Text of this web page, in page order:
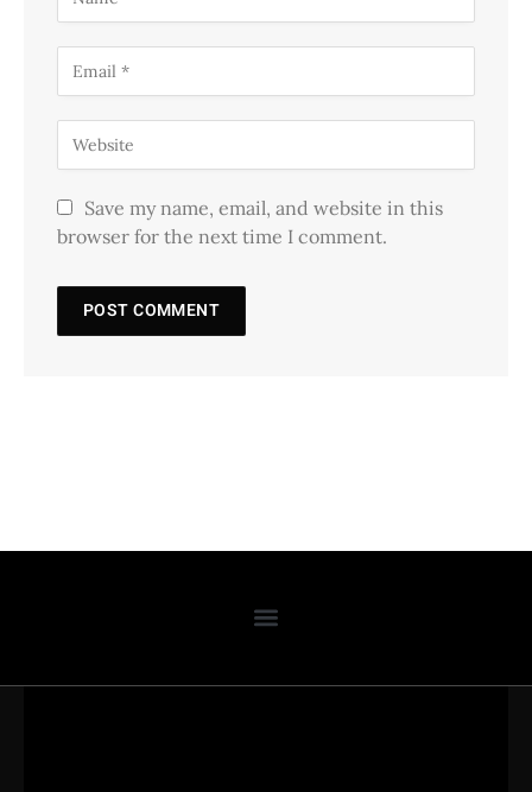
Save my name, email, and website in this
browser for the next time I comment.